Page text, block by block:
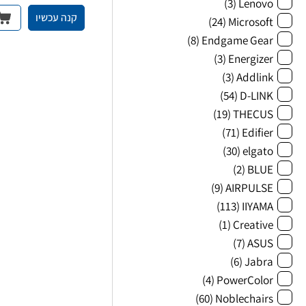
Microsoft
(24)
Endgame Gear
(8)
Energizer
(3)
Addlink
(3)
D-LINK
(54)
THECUS
(19)
Edifier
(71)
elgato
(30)
BLUE
(2)
AIRPULSE
(9)
IIYAMA
(113)
Creative
(1)
ASUS
(7)
Jabra
(6)
PowerColor
(4)
Noblechairs
(60)
קנה עכשיו